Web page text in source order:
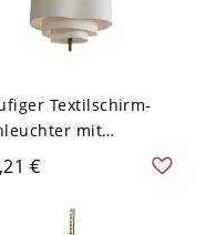
Textilschirm-
mit
Kabel,
120V, 18"
€